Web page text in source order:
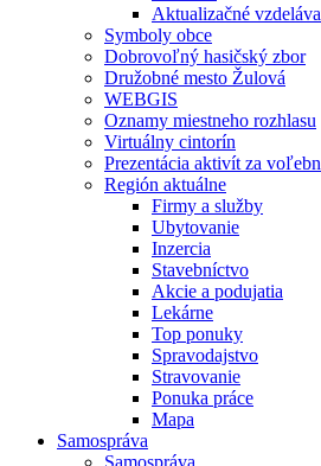
Aktualizačné
Symboly obce
Dobrovoľný hasičský zbor
Družobné mesto Žulová
WEBGIS
Oznamy miestneho rozhlasu
Virtuálny cintorín
Prezentácia aktivít za
Región aktuálne
Firmy a služby
Ubytovanie
Inzercia
Stavebníctvo
Akcie a podujatia
Lekárne
Top ponuky
Spravodajstvo
Stravovanie
Ponuka práce
Mapa
Samospráva
Samospráva